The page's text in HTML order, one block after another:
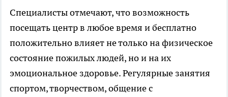
Специалисты отмечают, что возможность
посещать центр в любое время и бесплатно
положительно влияет не только на физическое
состояние пожилых людей, но и на их
эмоциональное здоровье. Регулярные занятия
спортом, творчеством, общение с